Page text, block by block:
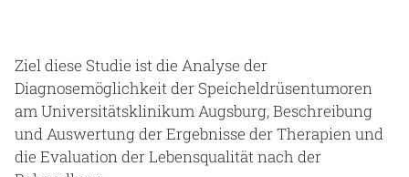
Ziel diese Studie ist die Analyse der
Diagnosemöglichkeit der Speicheldrüsentumoren
am Universitätsklinikum Augsburg, Beschreibung
und Auswertung der Ergebnisse der Therapien und
die Evaluation der Lebensqualität nach der